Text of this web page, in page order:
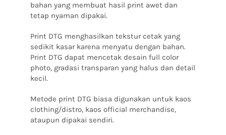
bahan yang membuat hasil print awet dan
tetap nyaman dipakai.
Print DTG menghasilkan tekstur cetak yang
sedikit kasar karena menyatu dengan bahan.
Print DTG dapat mencetak desain full color
photo, gradasi transparan yang halus dan detail
kecil.
Metode print DTG biasa digunakan untuk kaos
clothing/distro, kaos official merchandise,
ataupun dipakai sendiri.